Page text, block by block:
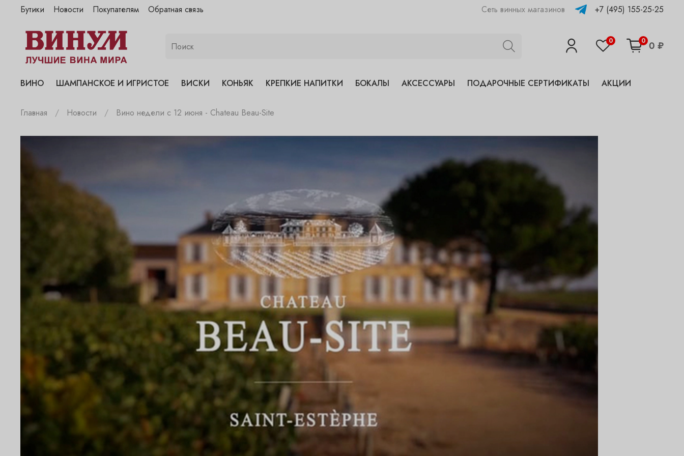
Бутики
"Винум" на Полянке
"Винум" на Гранатном
"Винум" на Сухаревском
"Винум" на Садовнической
Новости Покупателям Обратная связь Сеть винных магазинов +7 (495) 155-25-25
0 0 0 ₽
ВИНО ШАМПАНСКОЕ И ИГРИСТОЕ ВИСКИ КОНЬЯК КРЕПКИЕ НАПИТКИ БОКАЛЫ АКСЕССУАРЫ ПОДАРОЧНЫЕ СЕРТИФИКАТЫ АКЦИИ
Главная Новости Вино недели с 12 июня - Chateau Beau-Site